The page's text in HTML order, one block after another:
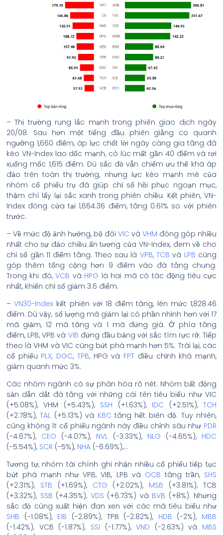
– Thị trường rung lắc mạnh trong phiên giao dịch ngày
20/08. Sau hơn một tiếng đầu phiên giằng co quanh
ngưỡng 1,660 điểm, áp lực chốt lời ngày càng gia tăng đã
kéo VN-Index lao dốc mạnh, có lúc mất gần 40 điểm và rơi
xuống mốc 1,615 điểm. Dù sắc đỏ vẫn chiếm ưu thế khá áp
đảo trên toàn thị trường, nhưng lực kéo mạnh mẽ của
nhóm cổ phiếu trụ đã giúp chỉ số hồi phục ngoạn mục,
thậm chí lấy lại sắc xanh trong phiên chiều. Kết phiên, VN-
Index đóng cửa tại 1,664.36 điểm, tăng 0.61% so với phiên
trước.
– Về mức độ ảnh hưởng, bộ đôi VIC và VHM đóng góp nhiều
nhất cho sự đảo chiều ấn tượng của VN-Index, đem về cho
chỉ số gần 11 điểm tăng. Theo sau là VPB,TCB và LPB cũng
góp thêm tổng cộng hơn 9 điểm vào đà tăng chung.
Trong khi đó,VCB và HPG là hai mã có tác động tiêu cực
nhất, khiến chỉ số giảm 3.6 điểm.
–VN30-Index kết phiên với 18 điểm tăng, lên mức 1,828.46
điểm. Dù vậy, số lượng mã giảm lại có phần nhỉnh hơn với 17
mã giảm, 12 mã tăng và 1 mã đứng giá. Ở phía tăng
điểm, LPB, VPB và VIB đứng đầu bảng với sắc tím rực rỡ. Tiếp
theo là VHM và VIC cũng bứt phá mạnh hơn 5%. Trái lại, các
cổ phiếu PLX, DGC, TPB, HPG và FPT điều chỉnh khá mạnh,
giảm quanh mức 3%.
Các nhóm ngành có sự phân hóa rõ nét. Nhóm bất động
sản dẫn dắt đà tăng với những cái tên tiêu biểu như VIC
(+5.08%), VHM (+5.43%), SSH (+1.63%), IDC (+2.51%),TCH
(+2.78%),TAL (+5.13%) và KBC tăng hết biên độ. Tuy nhiên,
cũng không ít cổ phiếu ngành này điều chỉnh sâu như PDR
(-4.67%), CEO (-4.07%), NVL (-3.33%), NLG (-4.65%), HDC
(-5.54%), SCR (-5%), NHA (-6.69%),…
Tương tự, nhóm tài chính ghi nhận nhiều cổ phiếu tiếp tục
bứt phá mạnh như VPB, VIB, LPB và OCB tăng trần, SHS
(+2.31%), STB (+1.69%), CTG (+2.02%), MSB (+3.81%), TCB
(+3.32%), SSB (+4.35%), VDS (+6.73%) và BVB (+8%). Nhưng
sắc đỏ cũng xuất hiện đan xen với các mã tiêu biểu như
SHB (-1.08%), EIB (-2.89%), TPB (-2.82%), HDB (-2%), MBB
(-1.42%), VCB (-1.87%), SSI (-1.77%),VND (-2.63%) và MBS